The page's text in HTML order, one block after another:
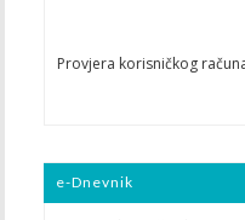
Provjera korisničkog
e-Dnevnik